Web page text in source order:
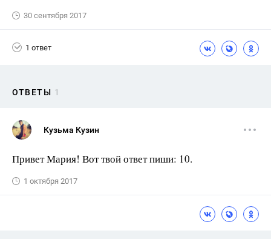
30 сентября 2017
1 ответ
ОТВЕТЫ 1
Кузьма Кузин
Привет Мария! Вот твой ответ пиши: 10.
1 октября 2017